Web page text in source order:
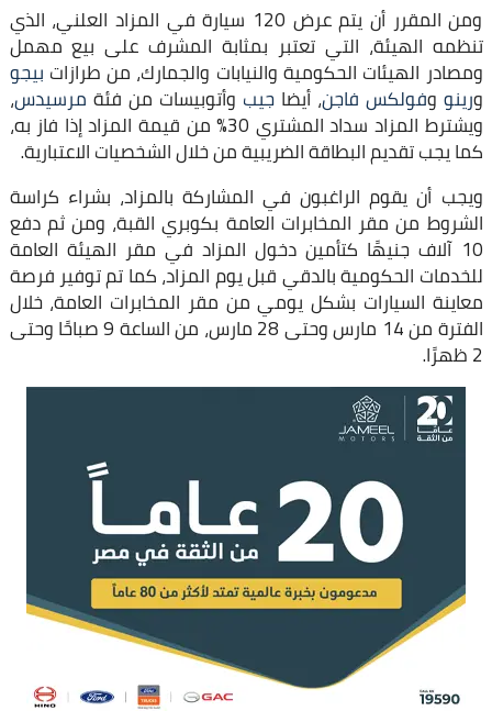
ومن المقرر أن يتم عرض 120 سيارة في المزاد العلني، الذي
تنظمه الهيئة، التي تعتبر بمثابة المشرف على بيع مهمل
ومصادر الهيئات الحكومية والنيابات والجمارك، من طرازات بيجو
ورينو وفولكس فاجن، أيضاجيب وأتوبيسات من فئة مرسيدس،
ويشترط المزاد سداد المشتري 30% من قيمة المزاد إذا فاز به،
كما يجب تقديم البطاقة الضريبية من خلال الشخصيات الاعتبارية.
ويجب أن يقوم الراغبون في المشاركة بالمزاد، بشراء كراسة
الشروط من مقر المخابرات العامة بكوبري القبة، ومن ثم دفع
10 آلاف جنيهًا كتأمين دخول المزاد في مقر الهيئة العامة
للخدمات الحكومية بالدقي قبل يوم المزاد، كما تم توفير فرصة
معاينة السيارات بشكل يومي من مقر المخابرات العامة، خلال
الفترة من 14 مارس وحتى 28 مارس، من الساعة 9 صباحًا وحتى
2 ظهرًا.